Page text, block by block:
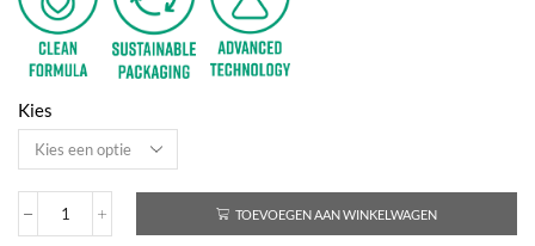
Kies
BC
TOEVOEGEN AAN WINKELWAGEN